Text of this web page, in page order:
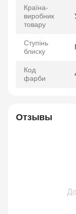
Країна-
виробник
товару
Ступінь
блиску
Код
фарби
Отзывы